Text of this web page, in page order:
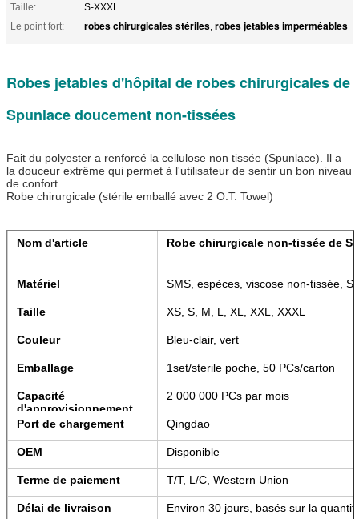
Taille:
S-XXXL
Le point fort:
robes chirurgicales stériles, robes jetables imperméables
Robes jetables d'hôpital de robes chirurgicales de
Spunlace doucement non-tissées
Fait du polyester a renforcé la cellulose non tissée (Spunlace). Il a
la douceur extrême qui permet à l'utilisateur de sentir un bon niveau
de confort.
Robe chirurgicale (stérile emballé avec 2 O.T. Towel)
Nom d'article Robe chirurgicale non-tissée de
Matériel SMS, espèces, viscose non-tissée,
Taille XS, S, M, L, XL, XXL, XXXL
Couleur Bleu-clair, vert
Emballage 1set/sterile poche, 50 PCs/carton
Capacité
d'approvisionnement
2 000 000 PCs par mois
Port de chargement Qingdao
OEM Disponible
Terme de paiement T/T, L/C, Western Union
Délai de livraison Environ 30 jours, basés sur la